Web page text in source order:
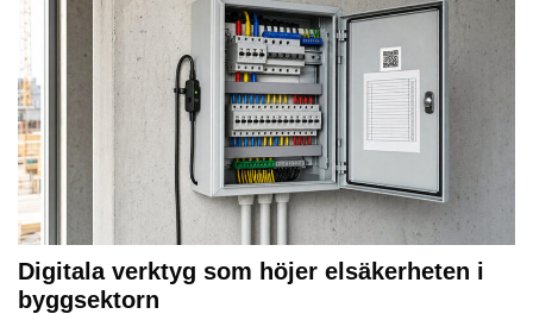
Digitala verktyg som höjer elsäkerheten i
byggsektorn